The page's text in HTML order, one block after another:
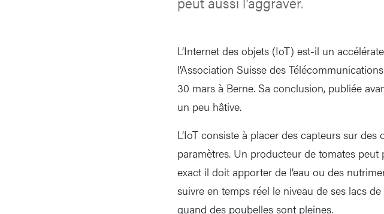
L’Internet des objets (IoT) est-il un
l’Association Suisse des
30 mars à Berne. Sa conclusion, publiée
un peu hâtive.
L’IoT consiste à placer des capteurs sur
paramètres. Un producteur de tomates
exact il doit apporter de l’eau ou des
suivre en temps réel le niveau de ses lacs
quand des poubelles sont pleines.